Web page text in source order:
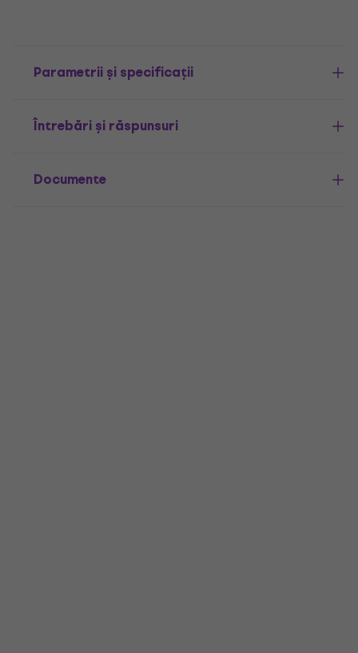
Parametrii și specificații
Întrebări și răspunsuri
Documente